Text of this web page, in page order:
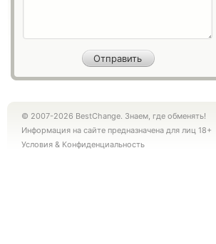
© 2007-2026 BestChange. Знаем, где обменять!
Информация на сайте предназначена для лиц 18+
Условия & Конфиденциальность